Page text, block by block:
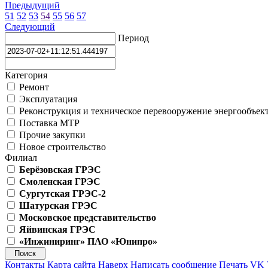
Предыдущий
51 52 53 54 55 56 57
Следующий
Период
Категория
Ремонт
Эксплуатация
Реконструкция и техническое перевооружение
Поставка МТР
Прочие закупки
Новое строительство
Филиал
Берёзовская ГРЭС
Смоленская ГРЭС
Сургутская ГРЭС-2
Шатурская ГРЭС
Московское представительство
Яйвинская ГРЭС
«Инжиниринг» ПАО «Юнипро»
Контакты Карта сайта Наверх Написать сообщение Печать VK